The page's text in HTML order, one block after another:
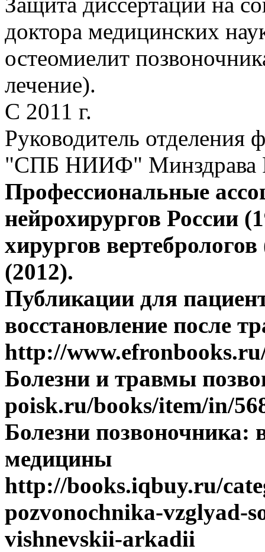
доктора медицинских
остеомиелит
лечение).
С 2011 г.
Руководитель отделения
"СПБ НИИФ" Минздрава
Профессиональные
нейрохирургов России
хирургов
(2012).
Публикации для
восстановление после
http://
Болезни и травмы
poisk.ru/books/item/in/
Болезни позвоночника:
медицины
http://books.iqbuy.ru/
pozvonochnika-vzglyad-
vishnevskii-arkadii